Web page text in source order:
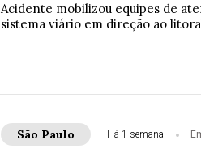
Acidente mobilizou equipes de
sistema viário em direção ao
São Paulo Há 1 semana